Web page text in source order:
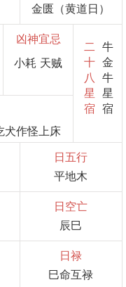
金匮（黄道日）
凶神宜忌
小耗 天贼
不祥 戌不吃犬作怪上床
二
十
八
星
宿
牛
金
牛
星
宿
日五行
平地木
日空亡
辰巳
日禄
巳命互禄